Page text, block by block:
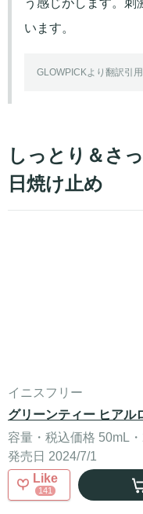
います。
GLOWPICKより翻訳引用
しっとり＆さ
日焼け止め
イニスフリー
グリーンティー ヒアル
容量・税込価格 50mL
発売日 2024/7/1
Like
141